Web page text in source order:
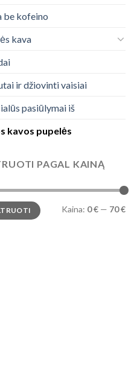
be kofeino
kava
ir džiovinti vaisiai
pasiūlymai iš
kavos pupelės
PAGAL KAINĄ
Kaina: 0 € — 70 €